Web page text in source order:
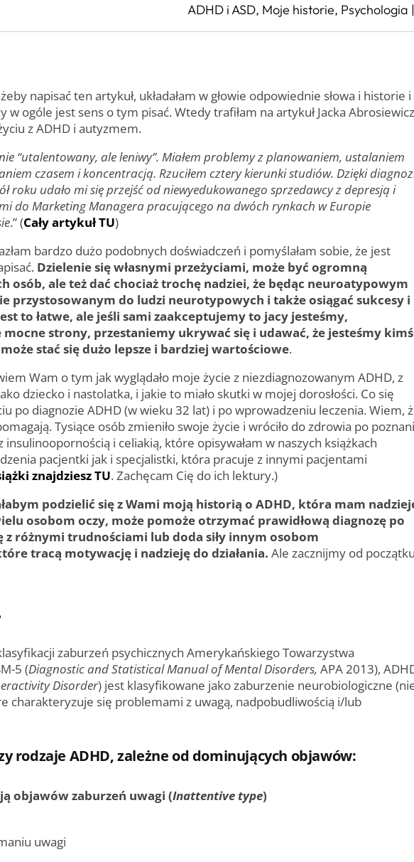
ADHD i ASD, Moje historie, Psychologia
napisać ten artykuł, układałam w głowie odpowiednie słowa i historie i
w ogóle jest sens o tym pisać. Wtedy trafiłam na artykuł Jacka
z ADHD i autyzmem.
“utalentowany, ale leniwy”. Miałem problemy z planowaniem, ustalaniem
czasem i koncentracją. Rzuciłem cztery kierunki studiów. Dzięki
roku udało mi się przejść od niewyedukowanego sprzedawcy z depresją i
do Marketing Managera pracującego na dwóch rynkach w Europie
.” (Cały artykuł TU)
bardzo dużo podobnych doświadczeń i pomyślałam sobie, że jest
Dzielenie się własnymi przeżyciami, może być ogromną
osób, ale też dać chociaż trochę nadziei, że będąc neuroatypowym
przystosowanym do ludzi neurotypowych i także osiągać sukcesy i
to łatwe, ale jeśli sami zaakceptujemy to jacy jesteśmy,
strony, przestaniemy ukrywać się i udawać, że jesteśmy kimś
stać się dużo lepsze i bardziej wartościowe.
Wam o tym jak wyglądało moje życie z niezdiagnozowanym ADHD, z
dziecko i nastolatka, i jakie to miało skutki w mojej dorosłości. Co się
po diagnozie ADHD (w wieku 32 lat) i po wprowadzeniu leczenia. Wiem,
Tysiące osób zmieniło swoje życie i wróciło do zdrowia po
insulinoopornością i celiakią, które opisywałam w naszych książkach
pacjentki jak i specjalistki, która pracuje z innymi pacjentami
znajdziesz TU. Zachęcam Cię do ich lektury.)
podzielić się z Wami moją historią o ADHD, która mam
osobom oczy, może pomoże otrzymać prawidłową diagnozę po
z różnymi trudnościami lub doda siły innym osobom
tracą motywację i nadzieję do działania.Ale zacznijmy od
zaburzeń psychicznych Amerykańskiego Towarzystwa
5 (Diagnostic and Statistical Manual of Mental Disorders,APA 2013),
Disorder) jest klasyfikowane jako zaburzenie neurobiologiczne
charakteryzuje się problemami z uwagą, nadpobudliwością i/lub
rodzaje ADHD, zależne od dominujących objawów:
objawów zaburzeń uwagi (Inattentive type)
uwagi